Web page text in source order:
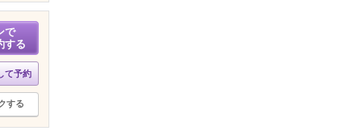
で
する
て予約
する